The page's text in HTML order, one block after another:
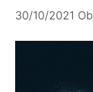
30/10/2021